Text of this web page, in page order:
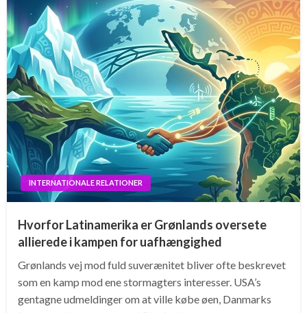
INTERNATIONALE RELATIONER
Hvorfor Latinamerika er Grønlands oversete
allierede i kampen for uafhængighed
Grønlands vej mod fuld suverænitet bliver ofte beskrevet
som en kamp mod ene stormagters interesser. USA’s
gentagne udmeldinger om at ville købe øen, Danmarks